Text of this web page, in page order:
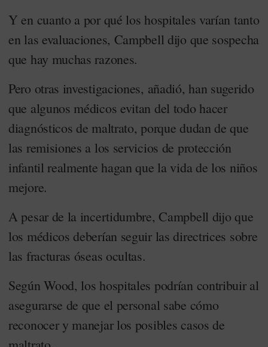
Y en cuanto a por qué los hospitales varían tanto
en las evaluaciones, Campbell dijo que sospecha
que hay muchas razones.
Pero otras investigaciones, añadió, han sugerido
que algunos médicos evitan del todo hacer
diagnósticos de maltrato, porque dudan de que
las remisiones a los servicios de protección
infantil realmente hagan que la vida de los niños
mejore.
A pesar de la incertidumbre, Campbell dijo que
los médicos deberían seguir las directrices sobre
las fracturas óseas ocultas.
Según Wood, los hospitales podrían contribuir al
asegurarse de que el personal sabe cómo
reconocer y manejar los posibles casos de